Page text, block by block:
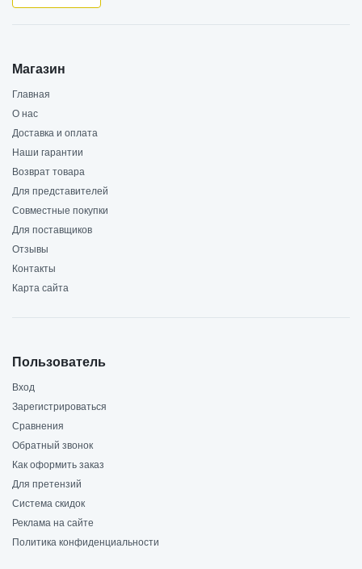
Магазин
Главная
О нас
Доставка и оплата
Наши гарантии
Возврат товара
Для представителей
Совместные покупки
Для поставщиков
Отзывы
Контакты
Карта сайта
Пользователь
Вход
Зарегистрироваться
Сравнения
Обратный звонок
Как оформить заказ
Для претензий
Система скидок
Реклама на сайте
Политика конфиденциальности